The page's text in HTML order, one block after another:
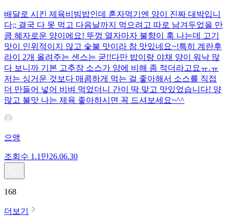
배달로 시킨 제육비빔밥인데 혼자먹기엔 양이 진짜 대박입니
다;; 결국 다 못 먹고 다음날까지 먹으려고 따로 남겨두었을 만
큼 혜자로운 양이에요! 뚜껑 열자마자 불향이 훅 나는데 고기
맛이 인위적이지 않고 숯불 맛이라 참 맛있네요~!특히 계란후
라이 2개 올려주는 센스는 굳!! ​다만 밥이랑 야채 양이 워낙 많
다 보니까 기본 고추장 소스가 양에 비해 좀 적더라고요ㅠ.ㅠ
저는 싱거운 것보다 매콤하게 먹는 걸 좋아해서 소스를 직접
더 만들어 넣어 비벼 먹었더니 간이 딱 맞고 맛있었습니다! 양
많고 불맛 나는 제육 좋아하시면 꼭 드셔보세요~^^
으앵
조회수 1.1만26.06.30
168
더보기